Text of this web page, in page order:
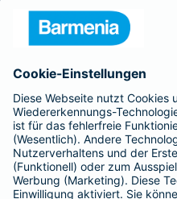
Barmenia ist Teil
Kranken-